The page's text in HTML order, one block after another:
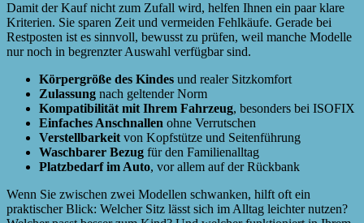
Damit der Kauf nicht zum Zufall wird, helfen Ihnen ein paar klare
Kriterien. Sie sparen Zeit und vermeiden Fehlkäufe. Gerade bei
Restposten ist es sinnvoll, bewusst zu prüfen, weil manche Modelle
nur noch in begrenzter Auswahl verfügbar sind.
Körpergröße des Kindes und realer Sitzkomfort
Zulassung nach geltender Norm
Kompatibilität mit Ihrem Fahrzeug, besonders bei ISOFIX
Einfaches Anschnallen ohne Verrutschen
Verstellbarkeit von Kopfstütze und Seitenführung
Waschbarer Bezug für den Familienalltag
Platzbedarf im Auto, vor allem auf der Rückbank
Wenn Sie zwischen zwei Modellen schwanken, hilft oft ein
praktischer Blick: Welcher Sitz lässt sich im Alltag leichter nutzen?